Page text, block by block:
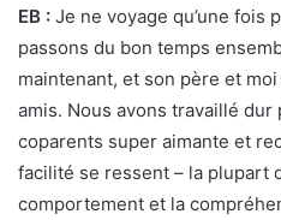
EB : Je ne voyage qu’une fois
passons du bon temps
maintenant, et son père et
amis. Nous avons travaillé
coparents super aimante et
facilité se ressent – ​​la plupart
comportement et la